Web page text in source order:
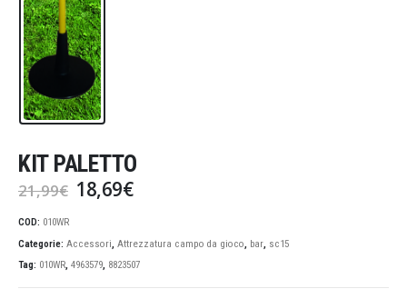
KIT PALETTO
21,99€ Il
prezzo
era:
21,99€.
18,69€Il
è:
18,69€.
COD: 010WR
Categorie: Accessori, Attrezzatura campo da gioco, bar, sc15
Tag: 010WR, 4963579, 8823507